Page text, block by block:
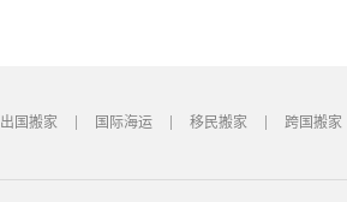
出国搬家 国际海运 移民搬家 跨国搬家